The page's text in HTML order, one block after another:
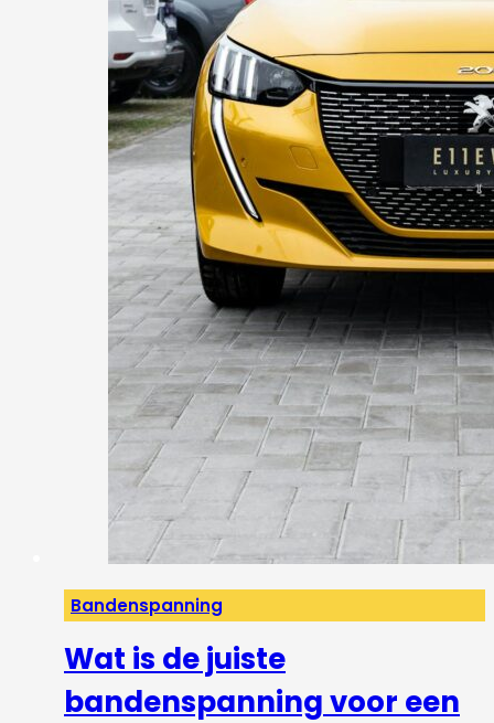
Bandenspanning
Wat is de juiste
bandenspanning voor een